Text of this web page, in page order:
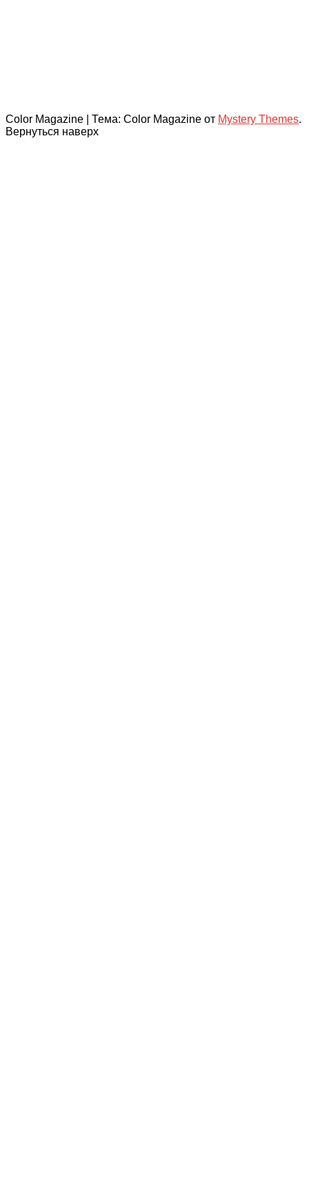
Color Magazine Тема: Color Magazine от Mystery Themes.
Вернуться наверх